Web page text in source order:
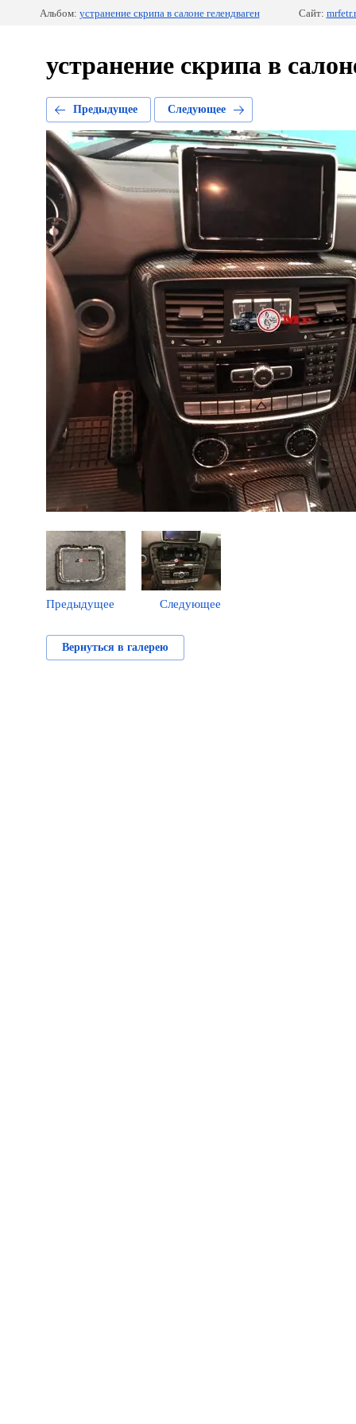
Альбом: устранение скрипа в салоне гелендваген Сайт:
устранение скрипа в
Предыдущее Следующее
Предыдущее Следующее
Вернуться в галерею